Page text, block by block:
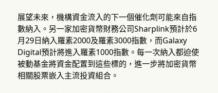
展望未來，機構資金流入的下一個催化劑可能來自指
數納入。另一家加密貨幣財務公司Sharplink預計於6
月29日納入羅素2000及羅素3000指數，而Galaxy
Digital預計將進入羅素1000指數。每一次納入都迫使
被動基金將資金配置到這些標的，進一步將加密貨幣
相關股票嵌入主流投資組合。